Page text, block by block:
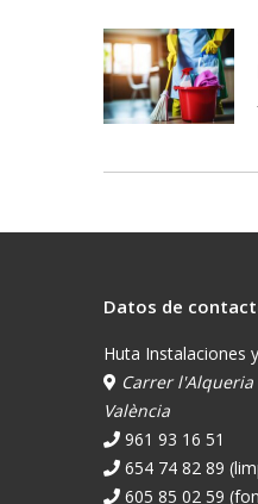
Datos de
Huta Instalaciones
Carrer l'Alqueria
València
961 93 16 51
654 74 82 89
605 85 02 59